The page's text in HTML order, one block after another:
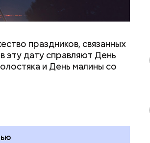
праздников, связанных
эту дату справляют День
и День малины со